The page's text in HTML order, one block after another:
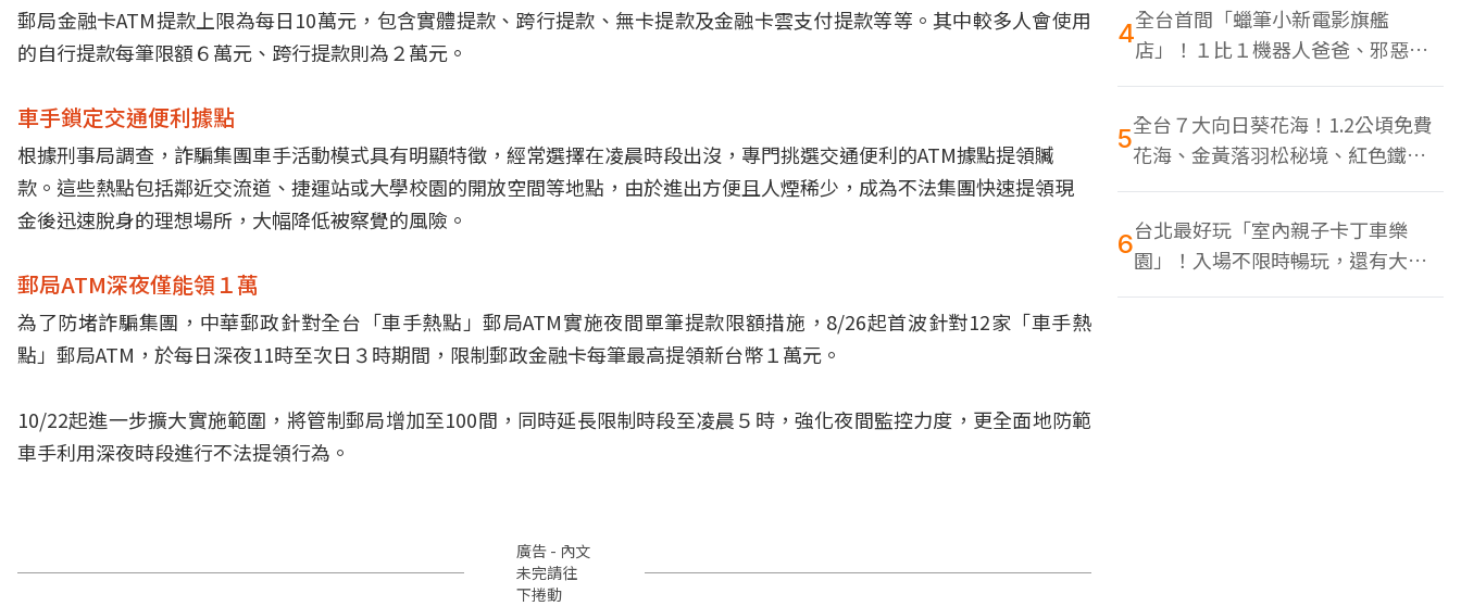
郵局金融卡ATM提款上限為每日10萬元，包含實體提款、跨行提款、無卡提款及金融卡雲支付提款等等。其中較多人會使用
的自行提款每筆限額６萬元、跨行提款則為２萬元。
車手鎖定交通便利據點
根據刑事局調查，詐騙集團車手活動模式具有明顯特徵，經常選擇在凌晨時段出沒，專門挑選交通便利的ATM據點提領贓
款。這些熱點包括鄰近交流道、捷運站或大學校園的開放空間等地點，由於進出方便且人煙稀少，成為不法集團快速提領現
金後迅速脫身的理想場所，大幅降低被察覺的風險。
郵局ATM深夜僅能領１萬
為了防堵詐騙集團，中華郵政針對全台「車手熱點」郵局ATM實施夜間單筆提款限額措施，8/26起首波針對12家「車手熱
點」郵局ATM，於每日深夜11時至次日３時期間，限制郵政金融卡每筆最高提領新台幣１萬元。
10/22起進一步擴大實施範圍，將管制郵局增加至100間，同時延長限制時段至凌晨５時，強化夜間監控力度，更全面地防範
車手利用深夜時段進行不法提領行為。
廣告 - 內文
未完請往
下捲動
4全台首間「蠟筆小新電影旗艦
店」！１比１機器人爸爸、邪惡正
男，百款周邊買翻
5全台７大向日葵花海！1.2公頃免費
花海、金黃落羽松秘境、紅色鐵橋
同框
6台北最好玩「室內親子卡丁車樂
園」！入場不限時暢玩，還有大螢
幕Switch遊戲區